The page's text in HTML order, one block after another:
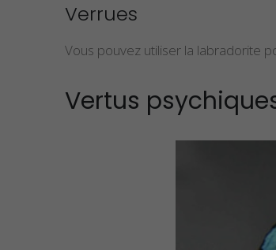
Verrues
Vous pouvez utiliser la labradorite
Vertus